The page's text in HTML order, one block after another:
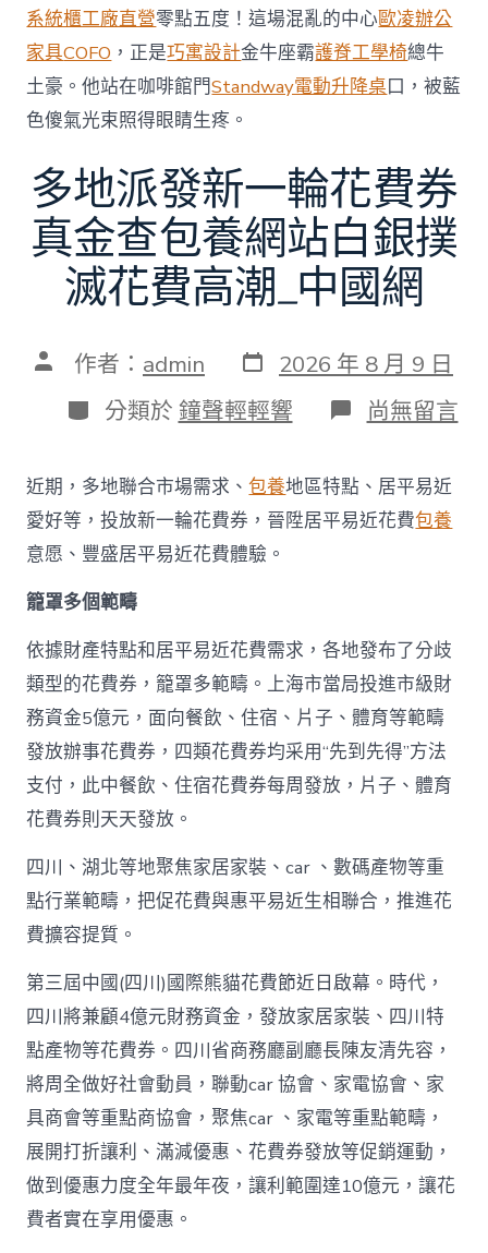
系統櫃工廠直營零點五度！這場混亂的中心歐凌辦公
家具COFO ，正是巧寓設計金牛座霸護脊工學椅總牛
土豪。他站在咖啡館門Standway電動升降桌口，被藍
色傻氣光束照得眼睛生疼。
多地派發新一輪花費券
真金查包養網站白銀撲
滅花費高潮_中國網
文 作者： admin 發
表
日
期
2026 年 8 月 9 日
分
類
分類於 鐘聲輕輕響 在
〈多
派
發
新
真
金
查
包
養
網
站
白
滅
花
費
_
中
國
網〉
中
尚無留言
近期，多地聯合市場需求、包養地區特點、居平易近
愛好等，投放新一輪花費券，晉陞居平易近花費包養
意愿、豐盛居平易近花費體驗。
籠罩多個範疇
依據財產特點和居平易近花費需求，各地發布了分歧
類型的花費券，籠罩多範疇。上海市當局投進市級財
務資金5億元，面向餐飲、住宿、片子、體育等範疇
發放辦事花費券，四類花費券均采用“先到先得”方法
支付，此中餐飲、住宿花費券每周發放，片子、體育
花費券則天天發放。
四川、湖北等地聚焦家居家裝、car 、數碼產物等重
點行業範疇，把促花費與惠平易近生相聯合，推進花
費擴容提質。
第三屆中國(四川)國際熊貓花費節近日啟幕。時代，
四川將兼顧4億元財務資金，發放家居家裝、四川特
點產物等花費券。四川省商務廳副廳長陳友清先容，
將周全做好社會動員，聯動car 協會、家電協會、家
具商會等重點商協會，聚焦car 、家電等重點範疇，
展開打折讓利、滿減優惠、花費券發放等促銷運動，
做到優惠力度全年最年夜，讓利範圍達10億元，讓花
費者實在享用優惠。